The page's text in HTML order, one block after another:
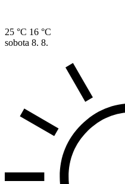
25 °C 16 °C
sobota 8. 8.